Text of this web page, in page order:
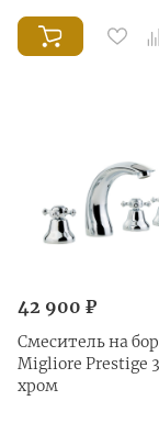
42 900 ₽
Смеситель на
Migliore Prestige
хром